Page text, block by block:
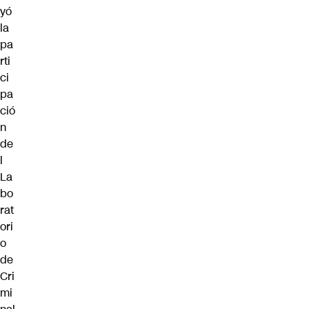
yó
la
pa
rti
ci
pa
ció
n
de
l
La
bo
rat
ori
o
de
Cri
mi